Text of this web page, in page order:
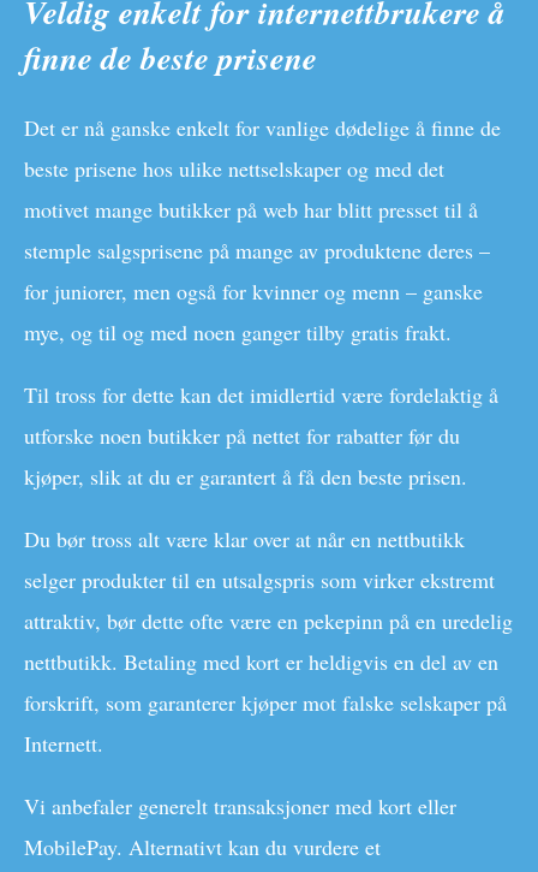
Veldig enkelt for internettbrukere å
finne de beste prisene
Det er nå ganske enkelt for vanlige dødelige å finne de
beste prisene hos ulike nettselskaper og med det
motivet mange butikker på web har blitt presset til å
stemple salgsprisene på mange av produktene deres –
for juniorer, men også for kvinner og menn – ganske
mye, og til og med noen ganger tilby gratis frakt.
Til tross for dette kan det imidlertid være fordelaktig å
utforske noen butikker på nettet for rabatter før du
kjøper, slik at du er garantert å få den beste prisen.
Du bør tross alt være klar over at når en nettbutikk
selger produkter til en utsalgspris som virker ekstremt
attraktiv, bør dette ofte være en pekepinn på en uredelig
nettbutikk. Betaling med kort er heldigvis en del av en
forskrift, som garanterer kjøper mot falske selskaper på
Internett.
Vi anbefaler generelt transaksjoner med kort eller
MobilePay. Alternativt kan du vurdere et